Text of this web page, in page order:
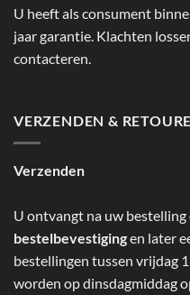
U heeft als consument
jaar garantie. Klachten
contacteren.
VERZENDEN &
Verzenden
U ontvangt na uw
bestelbevestigingen later
bestellingen tussen vrijdag
worden op dinsdagmiddag